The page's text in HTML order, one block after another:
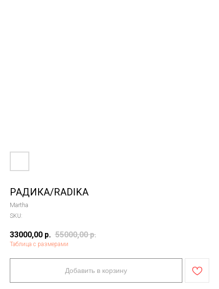
РАДИКА/RADIKA
Martha
SKU:
33000,00 р. 55000,00 р.
Таблица с размерами
Добавить в корзину